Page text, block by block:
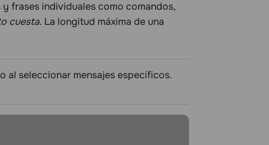
frases individuales como comandos,
cuesta. La longitud máxima de una
al seleccionar mensajes específicos.